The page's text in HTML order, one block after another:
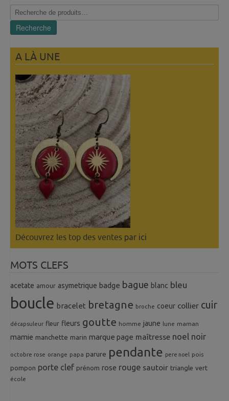
Recherche
pour :
Recherche
A LÀ UNE
Découvrez les top des ventes par ici
MOTS CLEFS
acetate amour asymetrique badge bague blanc bleu
boucle bracelet bretagne broche coeur collier cuir
décapsuleur fleur fleurs goutte homme jaune lune maman
mamie manchette marin marque page maîtresse noel noir
octobre rose orange papa parure pendante pere noel pois
pompon porte clef prénom rose rouge sautoir triangle vert
école